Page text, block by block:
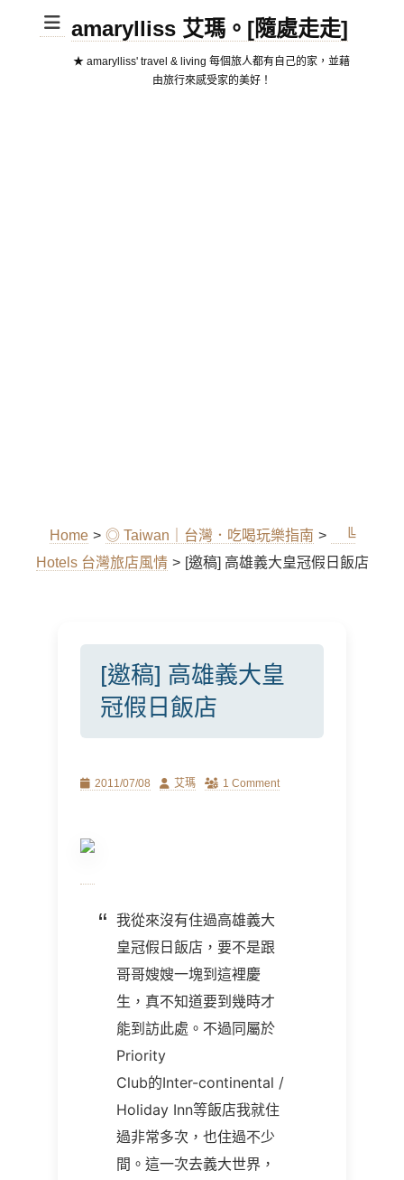
amarylliss 艾瑪。[隨處走走]
★ amarylliss' travel & living 每個旅人都有自己的家，並藉
由旅行來感受家的美好！
Home > ◎ Taiwan｜台灣．吃喝玩樂指南 >
╚
Hotels 台灣旅店風情 > [邀稿] 高雄義大皇冠假日飯店
[邀稿] 高雄義大皇
冠假日飯店
Posted2011/07/08 Author
艾瑪 1 Comment
我從來沒有住過高雄義大
皇冠假日飯店，要不是跟
哥哥嫂嫂一塊到這裡慶
生，真不知道要到幾時才
能到訪此處。不過同屬於
Priority
Club的Inter-continental /
Holiday Inn等飯店我就住
過非常多次，也住過不少
間。這一次去義大世界，